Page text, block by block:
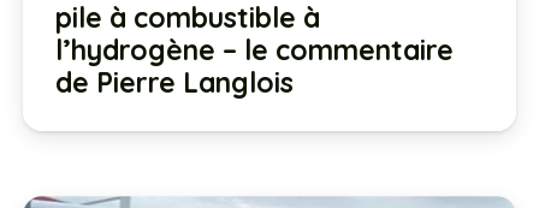
pile à combustible à
l’hydrogène – le commentaire
de Pierre Langlois